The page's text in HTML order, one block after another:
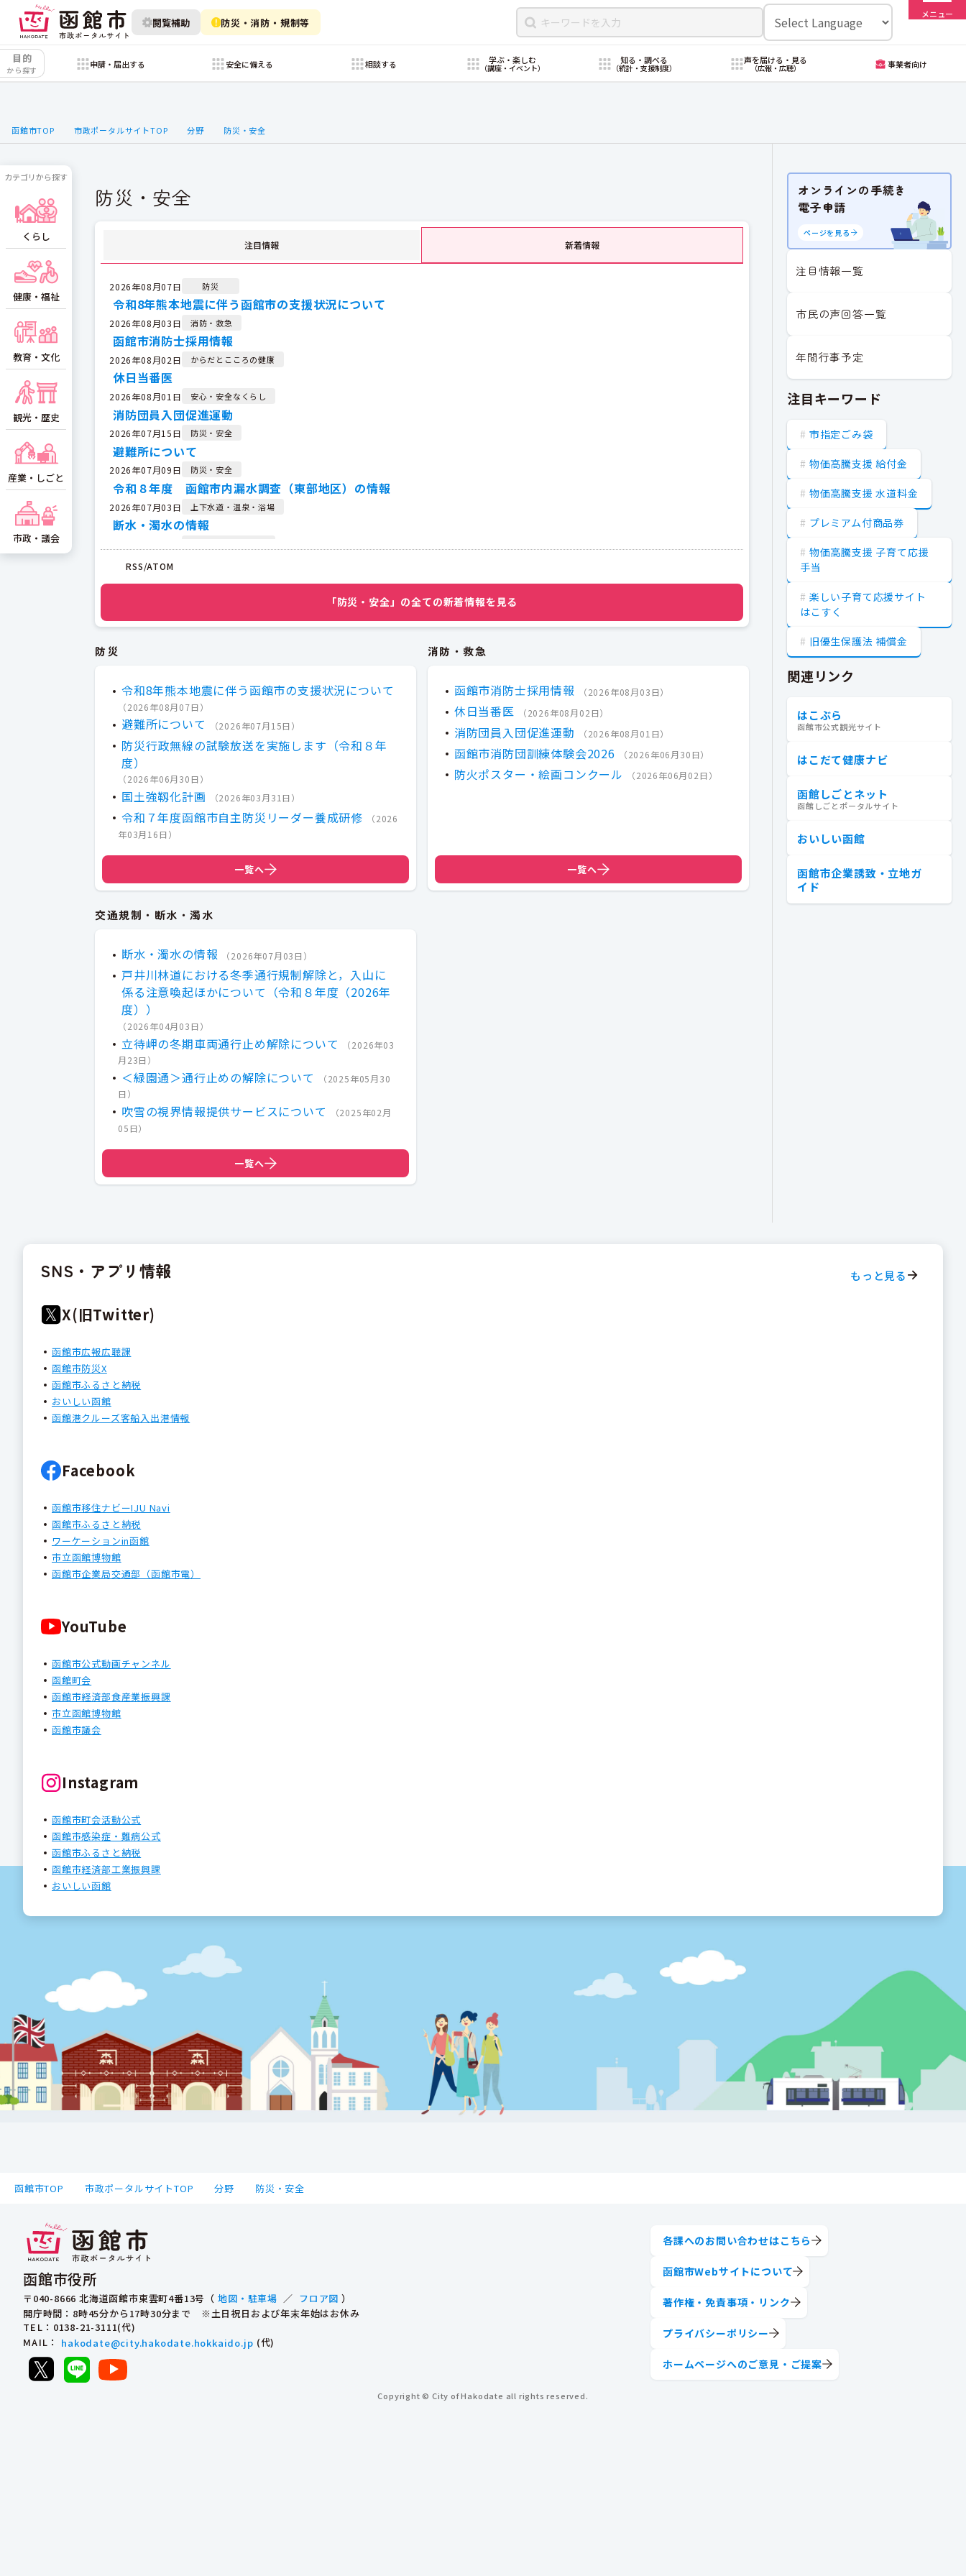
閲覧補助 防災・消防・規制等
メニュー
目的
から探す
申請・届出する 安全に備える 相談する 学ぶ・楽しむ
（講座・イベント）
知る・調べる
（統計・支援制度）
声を届ける・見る
（広報・広聴） 事業者向け
函館市TOP 市政ポータルサイトTOP 分野 防災・安全
防災・安全
注目情報 新着情報
2026年08月07日 防災
令和8年熊本地震に伴う函館市の支援状況について
2026年08月03日 消防・救急
函館市消防士採用情報
2026年08月02日 からだとこころの健康
休日当番医
2026年08月01日 安心・安全なくらし
消防団員入団促進運動
2026年07月15日 防災・安全
避難所について
2026年07月09日 防災・安全
令和８年度 函館市内漏水調査（東部地区）の情報
2026年07月03日 上下水道・温泉・浴場
断水・濁水の情報
函館市消防団訓練体験会2026
防災行政無線の試験放送を実施します（令和８年度）
RSS/ATOM
「防災・安全」の全ての新着情報を見る
防災
令和8年熊本地震に伴う函館市の支援状況について
（2026年08月07日 ）
避難所について （2026年07月15日 ）
防災行政無線の試験放送を実施します（令和８年
度）
（2026年06月30日 ）
国土強靱化計画 （2026年03月31日 ）
令和７年度函館市自主防災リーダー養成研修 （2026
年03月16日 ）
一覧へ
消防・救急
函館市消防士採用情報 （2026年08月03日）
休日当番医 （2026年08月02日）
消防団員入団促進運動 （2026年08月01日）
函館市消防団訓練体験会2026 （2026年06月30日）
防火ポスター・絵画コンクール （2026年06月02日 ）
一覧へ
交通規制・断水・濁水
断水・濁水の情報 （2026年07月03日 ）
戸井川林道における冬季通行規制解除と，入山に
係る注意喚起ほかについて（令和８年度（2026年
度））
（2026年04月03日 ）
立待岬の冬期車両通行止め解除について （2026年03
月23日 ）
＜緑園通＞通行止めの解除について （2025年05月30
日 ）
吹雪の視界情報提供サービスについて （2025年02月
05日）
一覧へ
カテゴリから探す
くらし
健康・福祉
教育・文化
観光・歴史
産業・しごと
市政・議会
オンラインの手続き
電子申請
ページを見る
注目情報一覧
市民の声回答一覧
年間行事予定
注目キーワード
市指定ごみ袋
物価高騰支援 給付金
物価高騰支援 水道料金
プレミアム付商品券
物価高騰支援 子育て応援
手当
楽しい子育て応援サイト
はこすく
旧優生保護法 補償金
関連リンク
はこぶら
函館市公式観光サイト
はこだて健康ナビ
函館しごとネット
函館しごとポータルサイト
おいしい函館
函館市企業誘致・立地ガ
イド
SNS・アプリ情報 もっと見る
X(旧Twitter)
函館市広報広聴課
函館市防災X
函館市ふるさと納税
おいしい函館
函館港クルーズ客船入出港情報
Facebook
函館市移住ナビーIJU Navi
函館市ふるさと納税
ワーケーションin函館
市立函館博物館
函館市企業局交通部（函館市電）
YouTube
函館市公式動画チャンネル
函館町会
函館市経済部食産業振興課
市立函館博物館
函館市議会
Instagram
函館市町会活動公式
函館市感染症・難病公式
函館市ふるさと納税
函館市経済部工業振興課
おいしい函館
函館市TOP 市政ポータルサイトTOP 分野 防災・安全
函館市役所
〒040-8666 北海道函館市東雲町4番13号（ 地図・駐車場 ／ フロア図 ）
開庁時間：8時45分から17時30分まで ※土日祝日および年末年始はお休み
TEL ：0138-21-3111(代)
MAIL ： hakodate@city.hakodate.hokkaido.jp (代)
各課へのお問い合わせはこちら
函館市Webサイトについて
著作権・免責事項・リンク
プライバシーポリシー
ホームページへのご意見・ご提案
Copyright © City of Hakodate all rights reserved.